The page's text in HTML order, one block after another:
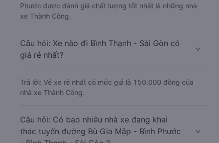
Phước được đánh giá chất lượng tốt nhất là những nhà
xe Thành Công.
Câu hỏi: Xe nào đi Bình Thạnh - Sài Gòn có
giá rẻ nhất?
Trả lời: Vé xe rẻ nhất có mức giá là 150.000 đồng của
nhà xe Thành Công.
Câu hỏi: Có bao nhiêu nhà xe đang khai
thác tuyến đường Bù Gia Mập - Bình Phước